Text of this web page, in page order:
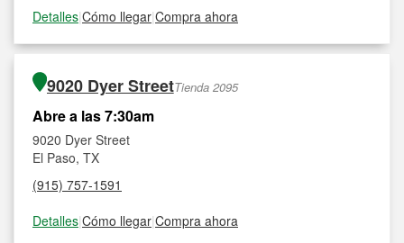
Detalles|Cómo llegar|Compra ahora
9020 Dyer StreetTienda 2095
Abre a las 7:30am
9020 Dyer Street
El Paso, TX
(915) 757-1591
Detalles|Cómo llegar|Compra ahora